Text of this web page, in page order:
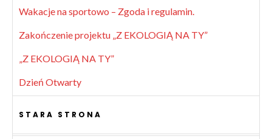
Wakacje na sportowo – Zgoda i regulamin.
Zakończenie projektu „Z EKOLOGIĄ NA TY”
„Z EKOLOGIĄ NA TY”
Dzień Otwarty
STARA STRONA